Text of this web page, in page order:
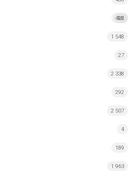
MI
422
1 548
27
2 338
292
2 507
4
189
1 963